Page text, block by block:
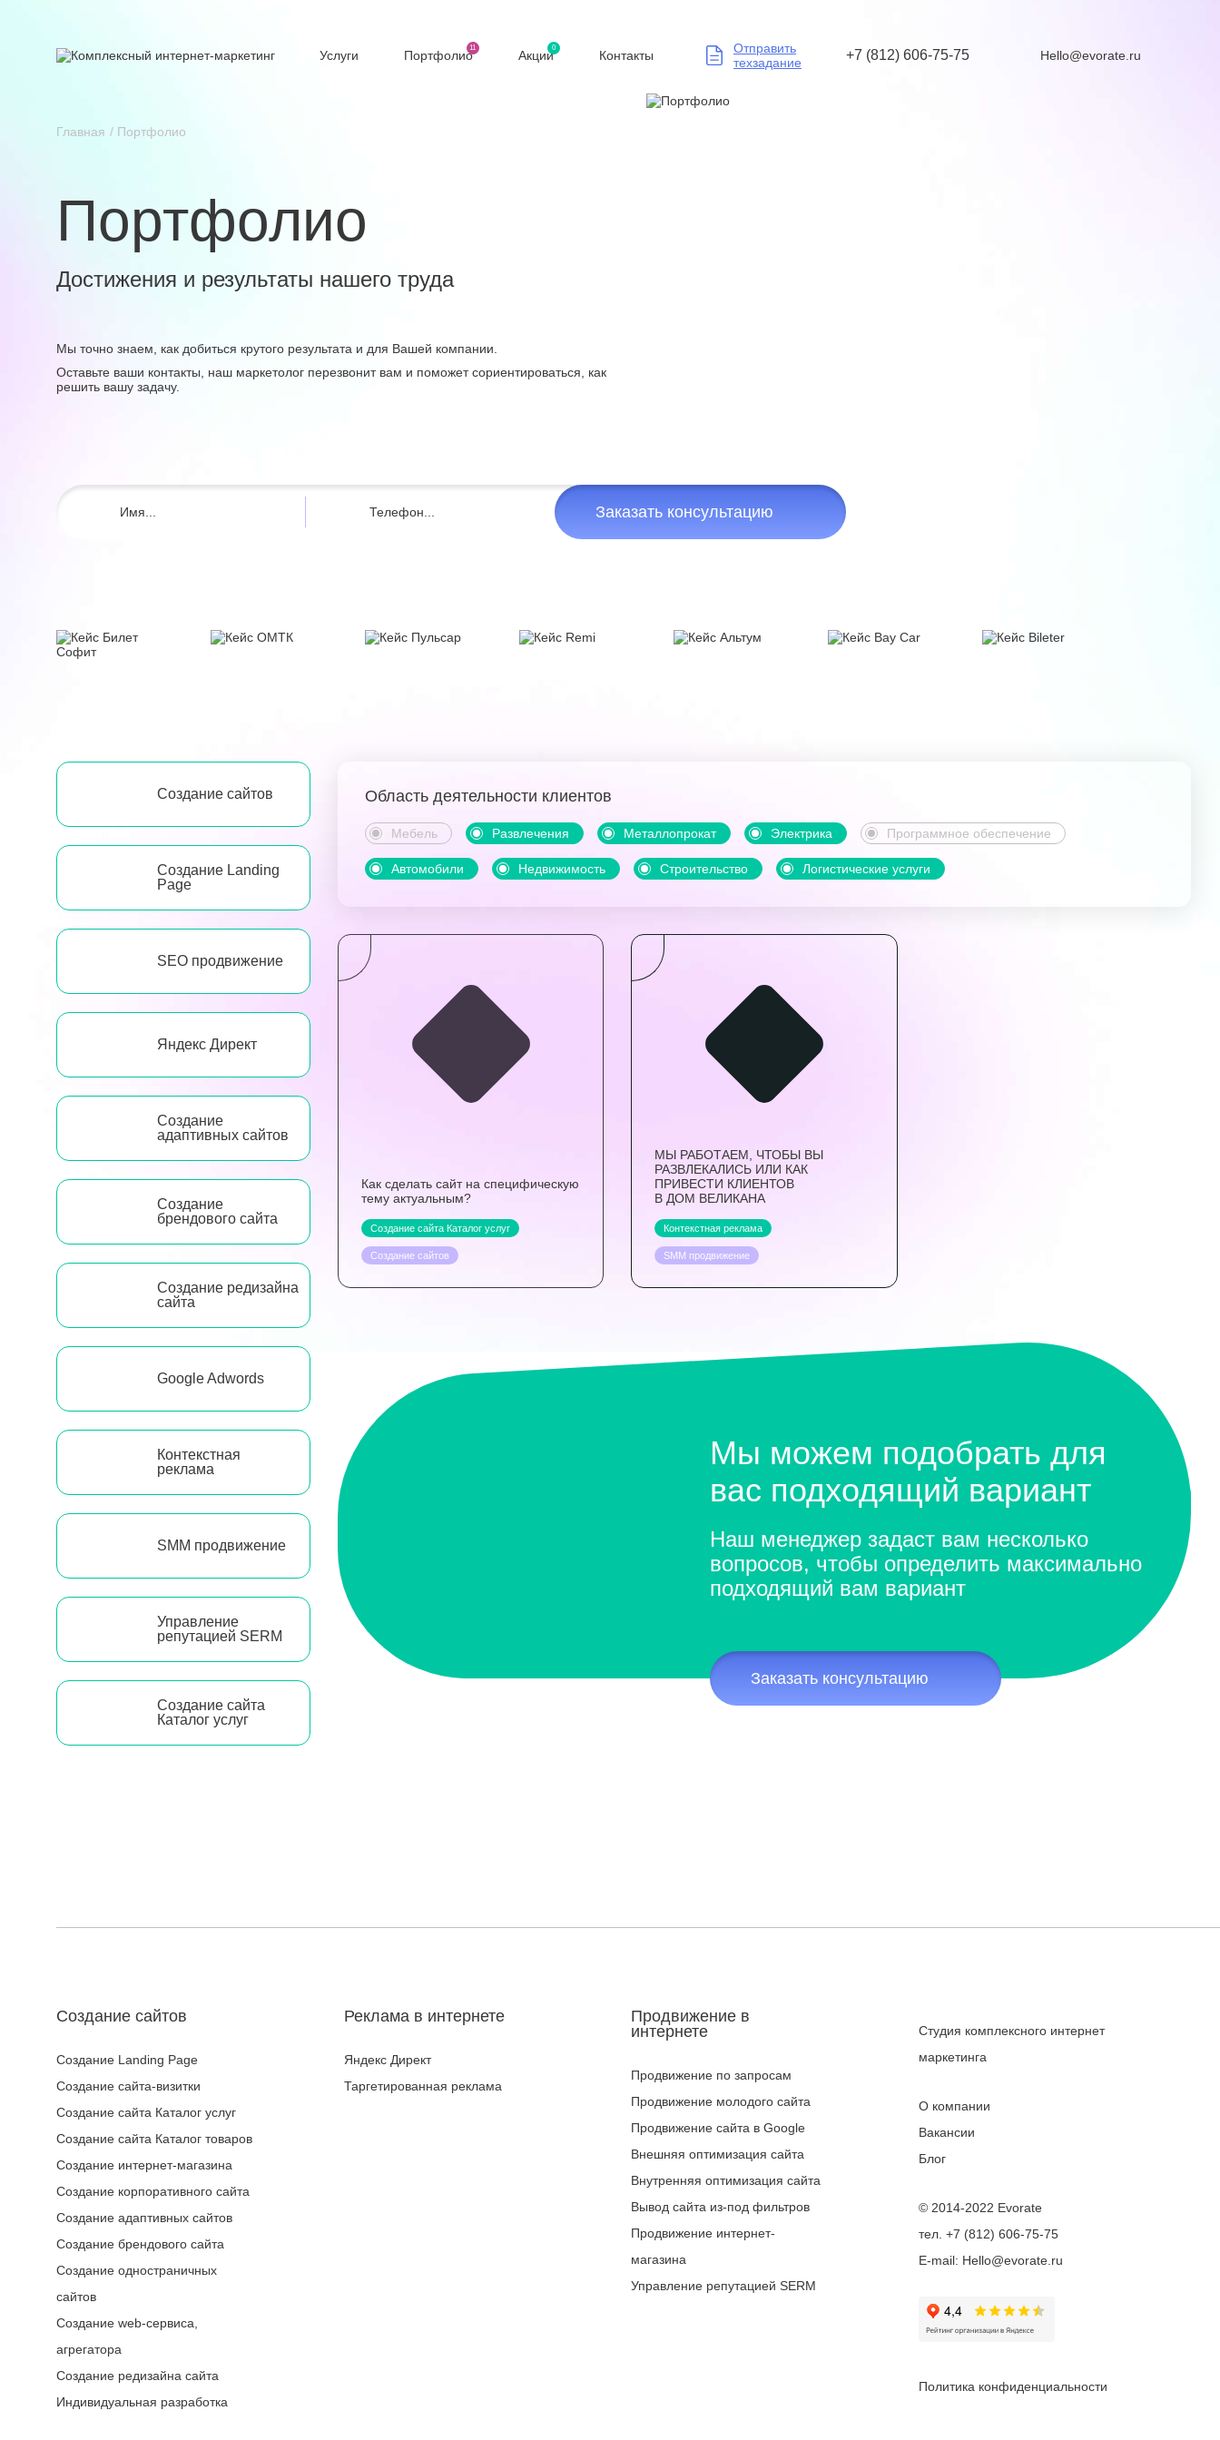
Услуги Портфолио
11
Акции
0
Контакты
Отправить
техзадание
+7 (812) 606-75-75 Hello@evorate.ru
Главная Портфолио
Портфолио
Достижения и результаты нашего труда
Мы точно знаем, как добиться крутого результата и для Вашей компании.
Оставьте ваши контакты, наш маркетолог перезвонит вам и поможет сориентироваться, как
решить вашу задачу.
Заказать консультацию
Создание сайтов
Создание Landing
Page
SEO продвижение
Яндекс Директ
Создание
адаптивных сайтов
Создание
брендового сайта
Создание редизайна
сайта
Google Adwords
Контекстная
реклама
SMM продвижение
Управление
репутацией SERM
Создание сайта
Каталог услуг
Область деятельности клиентов
Мебель Развлечения Металлопрокат Электрика Программное обеспечение
Автомобили Недвижимость Строительство Логистические услуги
Как сделать сайт на специфическую
тему актуальным?
Создание сайта Каталог услуг
Создание сайтов
МЫ РАБОТАЕМ, ЧТОБЫ ВЫ
РАЗВЛЕКАЛИСЬ ИЛИ КАК
ПРИВЕСТИ КЛИЕНТОВ
В ДОМ ВЕЛИКАНА
Контекстная реклама
SMM продвижение
Мы можем подобрать для
вас подходящий вариант
Наш менеджер задаст вам несколько
вопросов, чтобы определить максимально
подходящий вам вариант
Заказать консультацию
Создание сайтов
Создание Landing Page
Создание сайта-визитки
Создание сайта Каталог услуг
Создание сайта Каталог товаров
Создание интернет-магазина
Создание корпоративного сайта
Создание адаптивных сайтов
Создание брендового сайта
Создание одностраничных
сайтов
Создание web-сервиса,
агрегатора
Создание редизайна сайта
Индивидуальная разработка
Реклама в интернете
Яндекс Директ
Таргетированная реклама
Продвижение в
интернете
Продвижение по запросам
Продвижение молодого сайта
Продвижение сайта в Google
Внешняя оптимизация сайта
Внутренняя оптимизация сайта
Вывод сайта из-под фильтров
Продвижение интернет-
магазина
Управление репутацией SERM
Студия комплексного интернет
маркетинга
О компании
Вакансии
Блог
© 2014-2022 Evorate
тел. +7 (812) 606-75-75
E-mail: Hello@evorate.ru
Политика конфиденциальности